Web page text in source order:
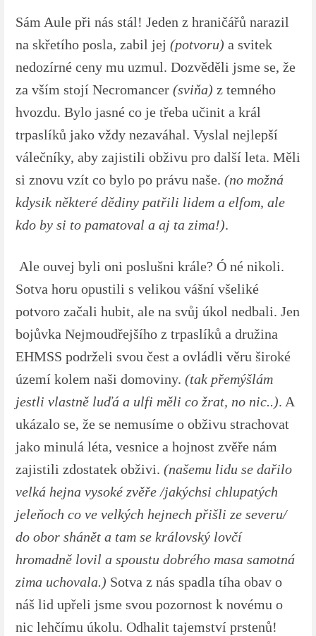
Sám Aule při nás stál! Jeden z hraničářů narazil
na skřetího posla, zabil jej (potvoru) a svitek
nedozírné ceny mu uzmul. Dozvěděli jsme se, že
za vším stojí Necromancer (sviňa) z temného
hvozdu. Bylo jasné co je třeba učinit a král
trpaslíků jako vždy nezaváhal. Vyslal nejlepší
válečníky, aby zajistili obživu pro další leta. Měli
si znovu vzít co bylo po právu naše. (no možná
kdysik některé dědiny patřili lidem a elfom, ale
kdo by si to pamatoval a aj ta zima!).
Ale ouvej byli oni poslušni krále? Ó né nikoli.
Sotva horu opustili s velikou vášní všeliké
potvoro začali hubit, ale na svůj úkol nedbali. Jen
bojůvka Nejmoudřejšího z trpaslíků a družina
EHMSS podrželi svou čest a ovládli věru široké
území kolem naši domoviny. (tak přemýšlám
jestli vlastně luďá a ulfi měli co žrat, no nic..). A
ukázalo se, že se nemusíme o obživu strachovat
jako minulá léta, vesnice a hojnost zvěře nám
zajistili zdostatek obživi. (našemu lidu se dařilo
velká hejna vysoké zvěře /jakýchsi chlupatých
jeleňoch co ve velkých hejnech přišli ze severu/
do obor shánět a tam se královský lovčí
hromadně lovil a spoustu dobrého masa samotná
zima uchovala.) Sotva z nás spadla tíha obav o
náš lid upřeli jsme svou pozornost k novému o
nic lehčímu úkolu. Odhalit tajemství prstenů!